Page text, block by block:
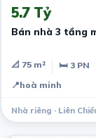
5.7 Tỷ
Bán nhà 3 tầng
📐 75 m² 🛏 3 PN
📍hoà minh
Nhà riêng · Liên